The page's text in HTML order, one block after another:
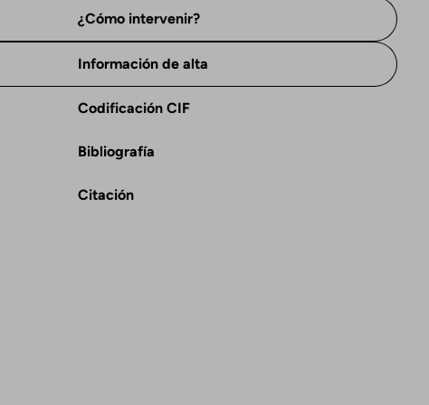
¿Cómo intervenir?
Información de alta
Codificación CIF
Bibliografía
Citación